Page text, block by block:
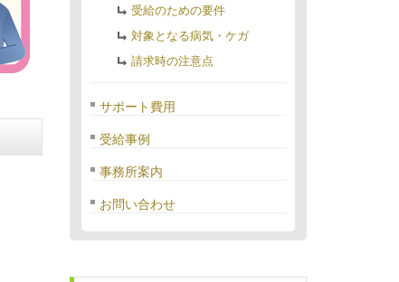
受給のための要件
対象となる病気・ケガ
請求時の注意点
サポート費用
受給事例
事務所案内
お問い合わせ